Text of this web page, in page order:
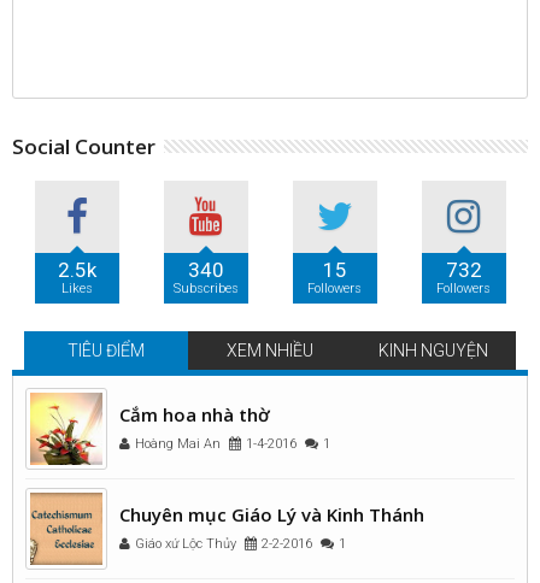
Social Counter
2.5k
Likes
340
Subscribes
15
Followers
732
Followers
TIÊU ĐIỂM XEM NHIỀU KINH NGUYỆN
Cắm hoa nhà thờ
Hoàng Mai An 1-4-2016 1
Chuyên mục Giáo Lý và Kinh Thánh
Giáo xứ Lộc Thủy 2-2-2016 1